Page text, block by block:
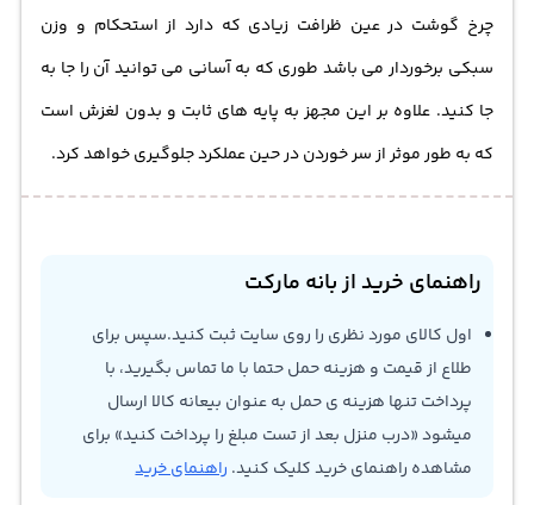
چرخ گوشت در عین ظرافت زیادی که دارد از استحکام و وزن
سبکی برخوردار می باشد طوری که به آسانی می توانید آن را جا به
جا کنید. علاوه بر این مجهز به پایه های ثابت و بدون لغزش است
که به طور موثر از سر خوردن در حین عملکرد جلوگیری خواهد کرد.
راهنمای خرید از بانه مارکت
اول کالای مورد نظری را روی سایت ثبت کنید.سپس برای
طلاع از قیمت و هزینه حمل حتما با ما تماس بگیرید، با
پرداخت تنها هزینه ی حمل به عنوان بیعانه کالا ارسال
میشود «درب منزل بعد از تست مبلغ را پرداخت کنید» برای
مشاهده راهنمای خرید کلیک کنید. راهنمای خرید